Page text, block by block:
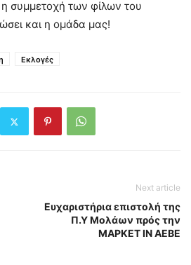
συμμετοχή των φίλων του
και η ομάδα μας!
Εκλογές
Next article
Ευχαριστήρια επιστολή της
Π.Υ Μολάων πρός την
ΜΑΡΚΕΤ ΙΝ AEBE